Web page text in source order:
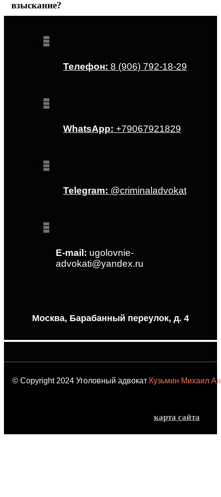
взыскание?
Телефон: 8 (906) 792-18-29
WhatsApp: +79067921829
Telegram: @criminaladvokat
E-mail: ugolovnie-
advokati@yandex.ru
Москва, Барабанный переулок, д. 4
© Copyright 2024 Уголовный адвокат Кузьмин Михаил
карта сайта